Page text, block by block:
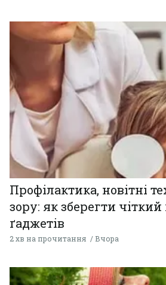
Профілактика, новітні
зору: як зберегти
ґаджетів
2 хв на прочитання Вчора